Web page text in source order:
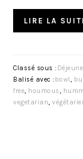
LIRE LA
Classé sous :
Balisé avec : bowl ,
free, houmous,
vegetarian,